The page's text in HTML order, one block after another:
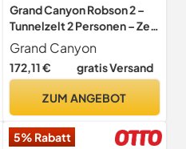
Grand Canyon Robson 2 –
Tunnelzelt 2 Personen – Zelt
2 Personen Ultraleicht –
3300 g – 3000 mm
Wassersäule
Grand Canyon
172,11 € gratis Versand
ZUM ANGEBOT
5% Rabatt